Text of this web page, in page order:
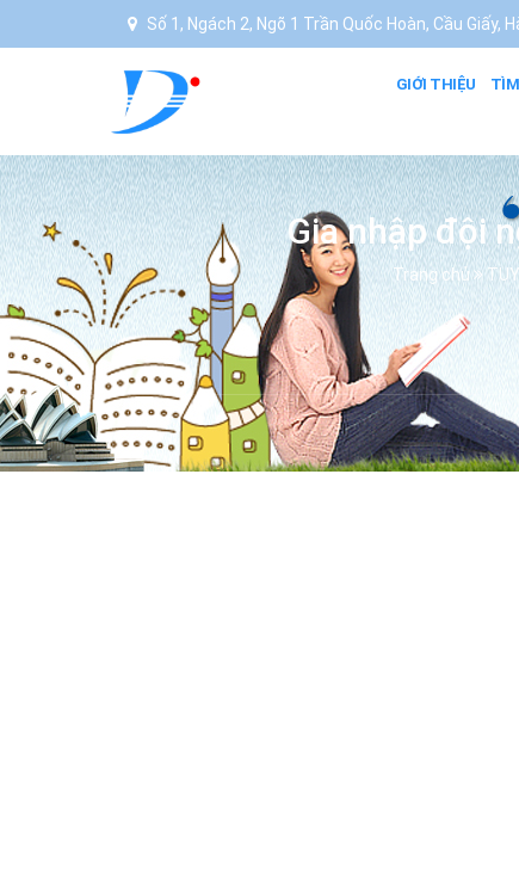
Số 1, Ngách 2, Ngõ 1 Trần Quốc Hoàn, Cầu Giấy,
GIỚI THIỆU
Gia nhập đội
Trang chủ